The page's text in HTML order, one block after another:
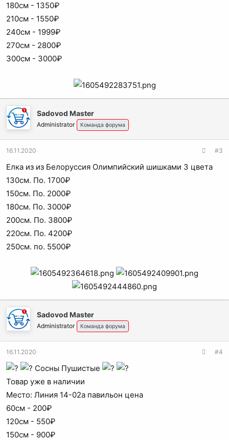
180см - 1350₽
210см - 1550₽
240см - 1999₽
270см - 2800₽
300см - 3000₽
Sadovod Master
Administrator Команда форума
16.11.2020 #3
Елка из из Белоруссия Олимпийский шишками 3 цвета
130см. По. 1700₽
150см. По. 2000₽
180см. По. 3000₽
200см. По. 3800₽
220см. По. 4200₽
250см. по. 5500₽
Sadovod Master
Administrator Команда форума
16.11.2020 #4
Сосны Пушистые
Товар уже в наличии
Место: Линия 14-02а павильон цена
60см - 200₽
120см - 550₽
150см - 900₽